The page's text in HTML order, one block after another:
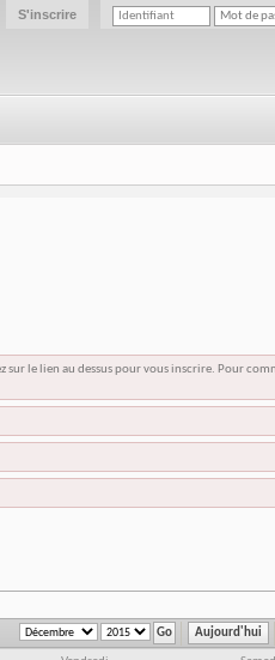
S'inscrire
le lien au dessus pour vous inscrire. Pour
Aujourd'hui